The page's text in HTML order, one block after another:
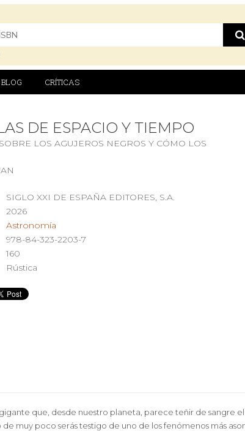
BLOG CRÍTICAS
DE ESPACIO Y TIEMPO
LOS AGUJEROS NEGROS Y CÓMO LOS
SIGLO XXI DE ESPAÑA EDITORES, S.A.
2026
Astronomía
978-84-323-2203-7
160
Rústica
que, desde nuestro planeta, parece teñir de sangre
muy poco serás testigo de uno de los fenómenos más